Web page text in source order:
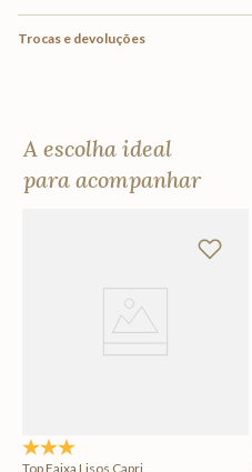
Trocas e devoluções
A escolha ideal
para acompanhar
Top Faixa Lisos Capri